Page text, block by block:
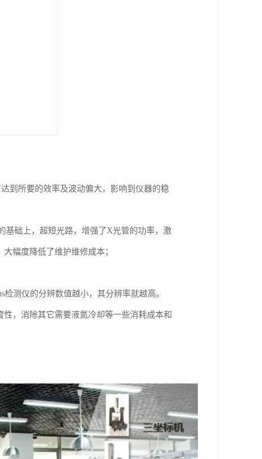
到所要的效率及波动偏大，影响到仪器的稳
基础上，超短光路，增强了X光管的功率，激
幅度降低了维护维修成本；
测仪的分辨数值越小，其分辨率就越高。
，消除其它需要液氮冷却等一些消耗成本和